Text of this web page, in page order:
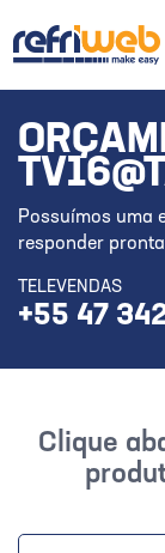
Possuímos uma
responder
TELEVENDAS
+55 47
Clique